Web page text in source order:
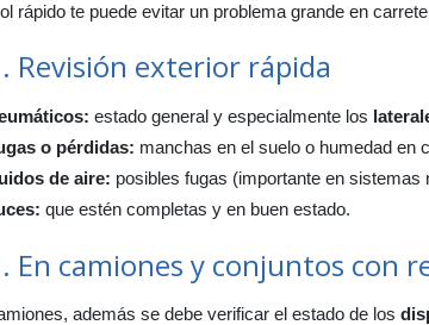
rápido te puede evitar un problema grande en
Revisión exterior rápida
estado general y especialmente los
o pérdidas: manchas en el suelo o humedad en
de aire: posibles fugas (importante en sistemas
que estén completas y en buen estado.
En camiones y conjuntos con
además se debe verificar el estado de los